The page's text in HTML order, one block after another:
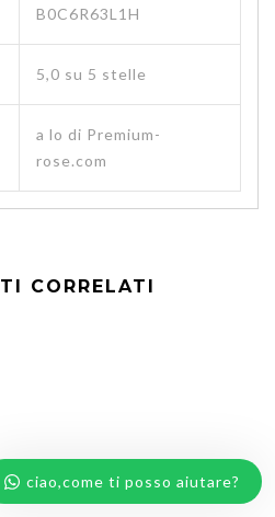
B0C6R63L1H
5,0 su 5 stelle
a lo di Premium-
rose.com
CORRELATI
ciao,come ti posso aiutare?